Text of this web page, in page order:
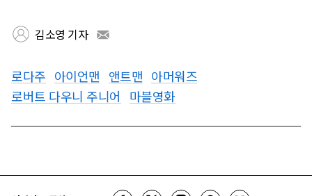
김소영 기자
로다주 아이언맨 앤트맨 아머워즈
로버트 다우니 주니어
마블영화